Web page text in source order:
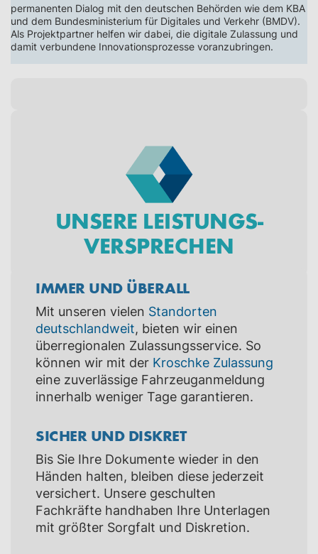
permanenten Dialog mit den deutschen Behörden wie dem KBA
und dem Bundesministerium für Digitales und Verkehr (BMDV).
Als Projektpartner helfen wir dabei, die digitale Zulassung und
damit verbundene Innovationsprozesse voranzubringen.
UNSERE LEISTUNGS­
VERSPRECHEN
IMMER UND ÜBERALL
Mit unseren vielen Standorten
deutschlandweit, bieten wir einen
überregionalen Zulassungsservice. So
können wir mit der Kroschke Zulassung
eine zuverlässige Fahrzeuganmeldung
innerhalb weniger Tage garantieren.
SICHER UND DISKRET
Bis Sie Ihre Dokumente wieder in den
Händen halten, bleiben diese jederzeit
versichert. Unsere geschulten
Fachkräfte handhaben Ihre Unterlagen
mit größter Sorgfalt und Diskretion.